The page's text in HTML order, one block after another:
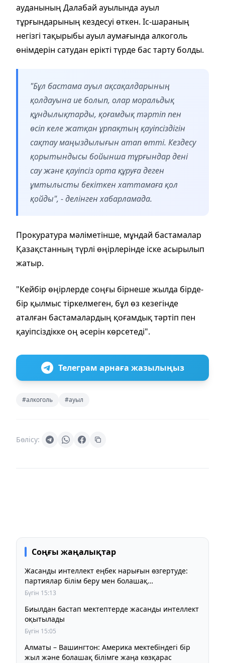
ауданының Далабай ауылында ауыл
тұрғындарының кездесуі өткен. Іс-шараның
негізгі тақырыбы ауыл аумағында алкоголь
өнімдерін сатудан ерікті түрде бас тарту болды.
"Бұл бастама ауыл ақсақалдарының
қолдауына ие болып, олар моральдық
құндылықтарды, қоғамдық тәртіп пен
өсіп келе жатқан ұрпақтың қауіпсіздігін
сақтау маңыздылығын атап өтті. Кездесу
қорытындысы бойынша тұрғындар дені
сау және қауіпсіз орта құруға деген
ұмтылысты бекіткен хаттамаға қол
қойды", - делінген хабарламада.
Прокуратура мәліметінше, мұндай бастамалар
Қазақстанның түрлі өңірлерінде іске асырылып
жатыр.
"Кейбір өңірлерде соңғы бірнеше жылда бірде-
бір қылмыс тіркелмеген, бұл өз кезегінде
аталған бастамалардың қоғамдық тәртіп пен
қауіпсіздікке оң әсерін көрсетеді".
Телеграм арнаға жазылыңыз
#алкоголь #ауыл
Бөлісу:
Соңғы жаңалықтар
Жасанды интеллект еңбек нарығын өзгертуде:
партиялар білім беру мен болашақ
мамандықтарды талқылады
Бүгін 15:13
Биылдан бастап мектептерде жасанды интеллект
оқытылады
Бүгін 15:05
Алматы – Вашингтон: Америка мектебіндегі бір
жыл және болашақ білімге жаңа көзқарас